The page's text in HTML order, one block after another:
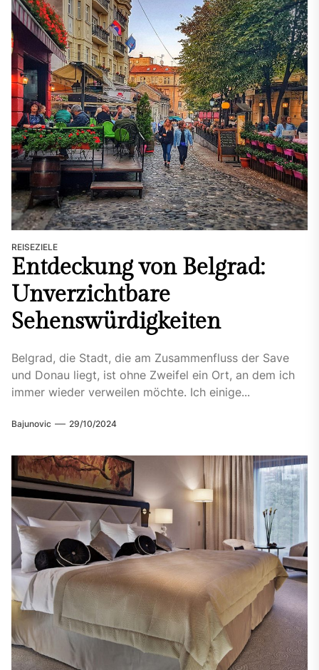
REISEZIELE
Entdeckung von Belgrad:
Unverzichtbare
Sehenswürdigkeiten
Belgrad, die Stadt, die am Zusammenfluss der Save
und Donau liegt, ist ohne Zweifel ein Ort, an dem ich
immer wieder verweilen möchte. Ich einige...
Bajunovic 29/10/2024